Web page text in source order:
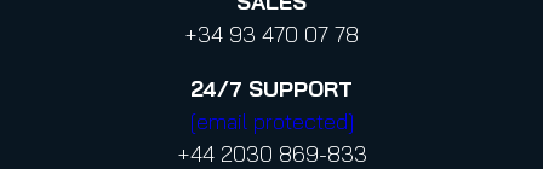
+34 93 470 07 78
24/7 SUPPORT
[email protected]
+44 2030 869-833